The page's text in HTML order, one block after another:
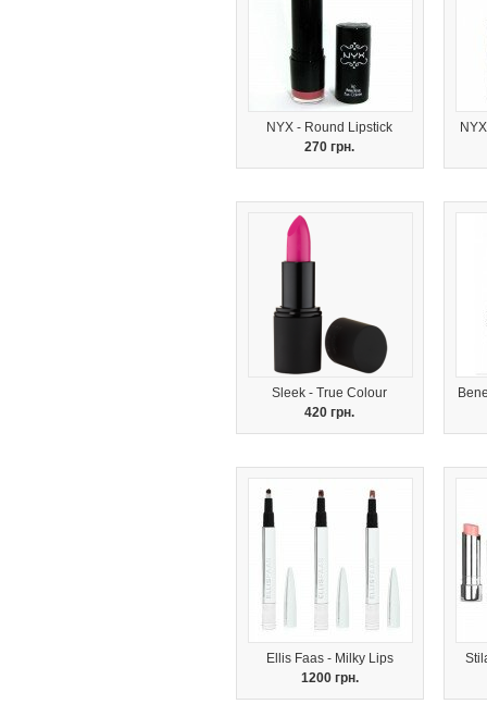
NYX - Round Lipstick
270 грн.
Sleek - True Colour
420 грн.
Ellis Faas - Milky Lips
1200 грн.